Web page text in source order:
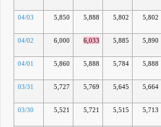
04/03 5,850 5,888 5,802 5,802
04/02 6,000 6,033 5,885 5,890
04/01 5,860 5,888 5,784 5,888
03/31 5,727 5,769 5,645 5,664
03/30 5,521 5,721 5,515 5,713